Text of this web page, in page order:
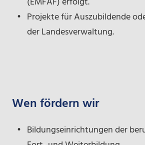
Projekte für Auszubildende
der Landesverwaltung.
Wen fördern wir
Bildungseinrichtungen der